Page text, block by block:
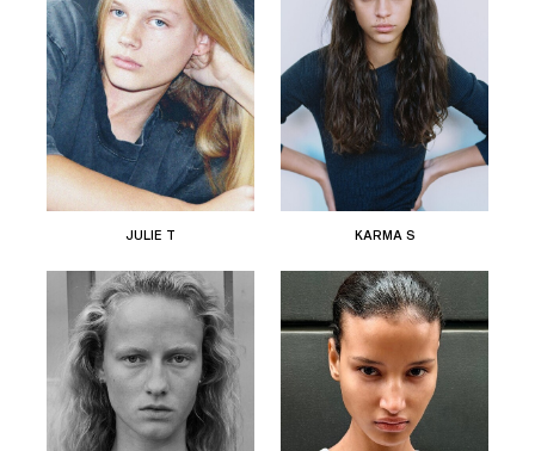
JULIE T KARMA S